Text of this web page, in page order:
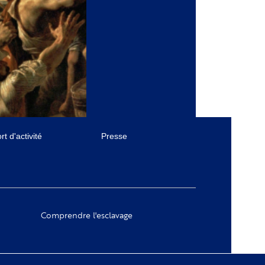
d'activité Presse
Comprendre l'esclavage